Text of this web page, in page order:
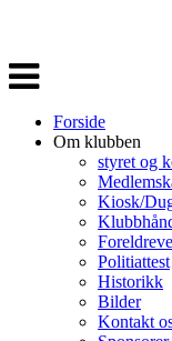
Veksle
navigasjon
Forside
Om klubben
styret og
Kiosk/
Politiattest
Historikk
Bilder
Kontakt